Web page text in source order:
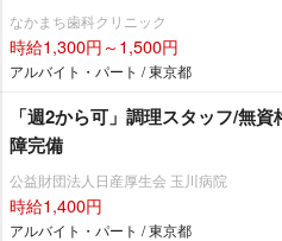
なかまち歯科クリニック
時給1,300円～1,500円
アルバイト・パート / 東京都
「週2から可」調理スタッフ/無
障完備
公益財団法人日産厚生会 玉川病院
時給1,400円
アルバイト・パート / 東京都